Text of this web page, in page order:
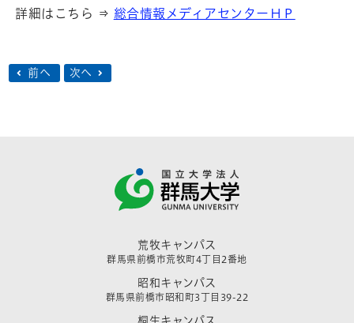
詳細はこちら ⇒ 総合情報メディアセンターＨＰ
前へ 次へ
荒牧キャンパス
群馬県前橋市荒牧町4丁目2番地
昭和キャンパス
群馬県前橋市昭和町3丁目39-22
桐生キャンパス